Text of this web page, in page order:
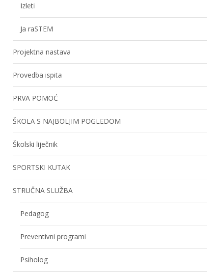
Izleti
Ja raSTEM
Projektna nastava
Provedba ispita
PRVA POMOĆ
ŠKOLA S NAJBOLJIM POGLEDOM
Školski liječnik
SPORTSKI KUTAK
STRUČNA SLUŽBA
Pedagog
Preventivni programi
Psiholog